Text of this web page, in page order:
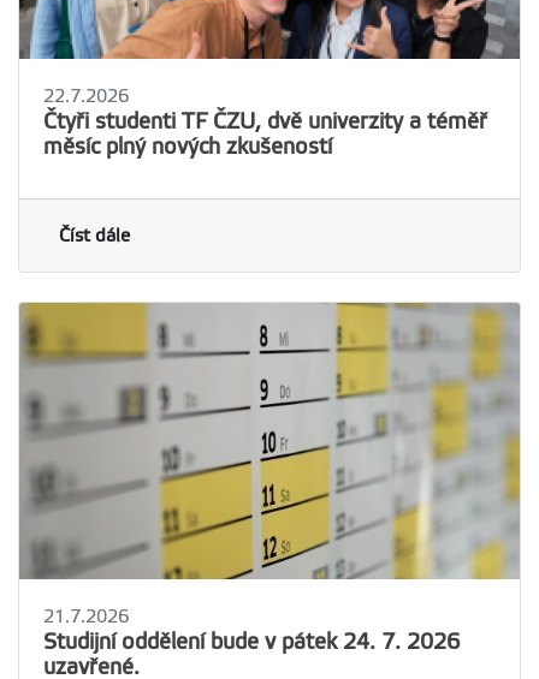
22.7.2026
Čtyři studenti TF ČZU, dvě univerzity a téměř
měsíc plný nových zkušeností
Číst dále
21.7.2026
Studijní oddělení bude v pátek 24. 7. 2026
uzavřené.